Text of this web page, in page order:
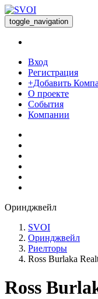
toggle_navigation
Вход
Регистрация
+Добавить
О проекте
События
Компании
Оринджвейл
SVOI
Оринджвейл
Риелторы
Ross Burlaka
Ross